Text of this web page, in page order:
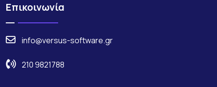
Επικοινωνία
info@versus-software.gr
210 9821788